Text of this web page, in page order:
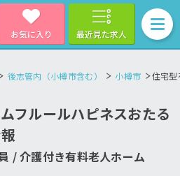
お気に入り 最近見た求人
後志管内（小樽市含む） 小樽市 住宅
フルールハピネスおたる
/ 介護付き有料老人ホーム